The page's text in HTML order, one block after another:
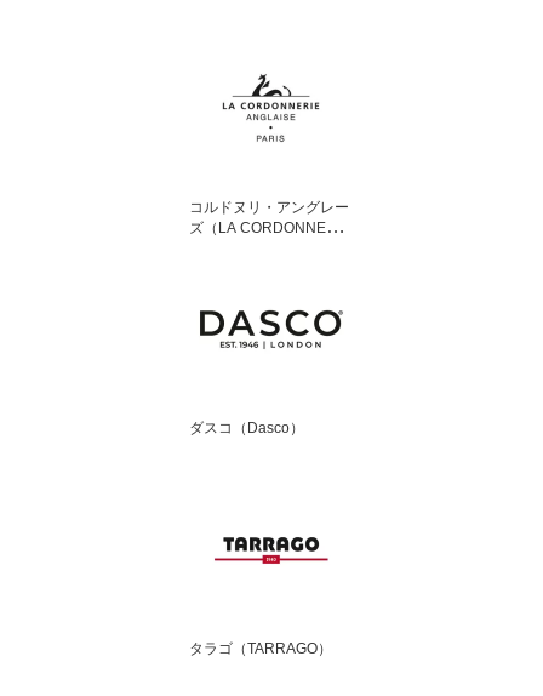
コルドヌリ・アングレー
ズ（LA CORDONNERIE
ダスコ（Dasco）
タラゴ（TARRAGO）